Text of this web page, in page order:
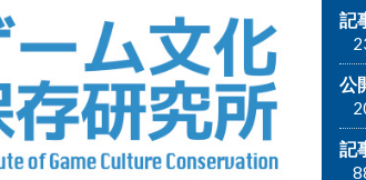
記
公
記